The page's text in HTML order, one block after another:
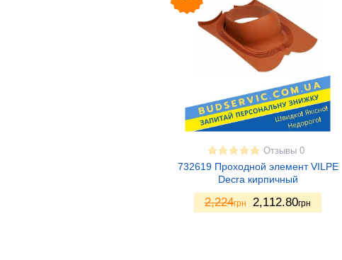
Отзывы 0
732619 Проходной элемент VILPE
Decra кирпичный
2,224грн 2,112.80грн